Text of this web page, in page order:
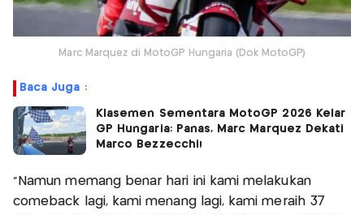
Marc Marquez di MotoGP Hungaria (Dok MotoGP)
Baca Juga :
Klasemen Sementara MotoGP 2026 Kelar
GP Hungaria: Panas, Marc Marquez Dekati
Marco Bezzecchi!
"Namun memang benar hari ini kami melakukan
comeback lagi, kami menang lagi, kami meraih 37